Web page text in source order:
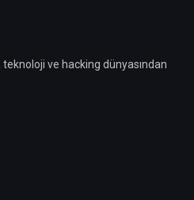
ve hacking dünyasından